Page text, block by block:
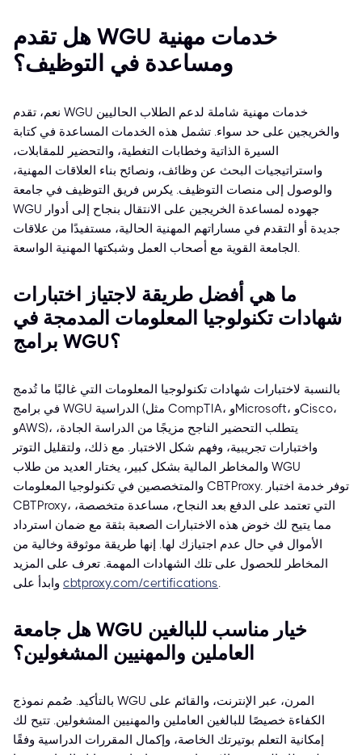
هل تقدم WGU خدمات مهنية
ومساعدة في التوظيف؟
نعم، تقدم WGU خدمات مهنية شاملة لدعم الطلاب الحاليين
والخريجين على حد سواء. تشمل هذه الخدمات المساعدة في كتابة
السيرة الذاتية وخطابات التغطية، والتحضير للمقابلات،
واستراتيجيات البحث عن وظائف، ونصائح بناء العلاقات المهنية،
والوصول إلى منصات التوظيف. يكرس فريق التوظيف في جامعة
WGU جهوده لمساعدة الخريجين على الانتقال بنجاح إلى أدوار
جديدة أو التقدم في مساراتهم المهنية الحالية، مستفيدًا من علاقات
الجامعة القوية مع أصحاب العمل وشبكتها المهنية الواسعة.
ما هي أفضل طريقة لاجتياز اختبارات
شهادات تكنولوجيا المعلومات المدمجة في
برامج WGU؟
بالنسبة لاختبارات شهادات تكنولوجيا المعلومات التي غالبًا ما تُدمج
في برامج WGU الدراسية (مثل CompTIA، وMicrosoft، وCisco،
وAWS)، يتطلب التحضير الناجح مزيجًا من الدراسة الجادة،
واختبارات تجريبية، وفهم شكل الاختبار. مع ذلك، ولتقليل التوتر
والمخاطر المالية بشكل كبير، يختار العديد من طلاب WGU
والمتخصصين في تكنولوجيا المعلومات CBTProxy. توفر خدمة اختبار
CBTProxy، التي تعتمد على الدفع بعد النجاح، مساعدة متخصصة،
مما يتيح لك خوض هذه الاختبارات الصعبة بثقة مع ضمان استرداد
الأموال في حال عدم اجتيازك لها. إنها طريقة موثوقة وخالية من
المخاطر للحصول على تلك الشهادات المهمة. تعرف على المزيد
cbtproxy.com/certifications.
هل جامعة WGU خيار مناسب للبالغين
العاملين والمهنيين المشغولين؟
بالتأكيد. صُمم نموذج WGU المرن، عبر الإنترنت، والقائم على
الكفاءة خصيصًا للبالغين العاملين والمهنيين المشغولين. تتيح لك
إمكانية التعلم بوتيرتك الخاصة، وإكمال المقررات الدراسية وفقًا